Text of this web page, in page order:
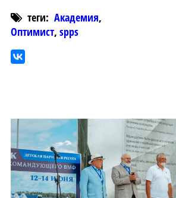
теги: Академия,
Оптимист, spps